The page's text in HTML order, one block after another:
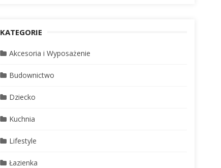
KATEGORIE
Akcesoria i Wyposażenie
Budownictwo
Dziecko
Kuchnia
Lifestyle
Łazienka